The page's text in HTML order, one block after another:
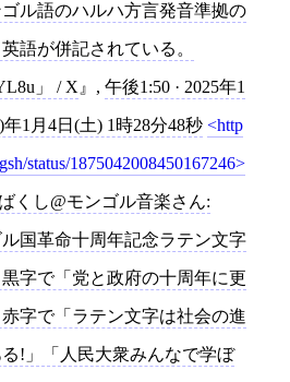
ル語のハルハ方言発音準拠の
語が併記されている。
」 / X , 午後1:50 · 2025年1
年1月4日(土) 1時28分48秒 http
status/1875042008450167246
くし@モンゴル音楽さん:
ル国革命十周年記念ラテン文字
字で「党と政府の十周年に更
字で「ラテン文字は社会の進
!」「人民大衆みんなで学ぼ